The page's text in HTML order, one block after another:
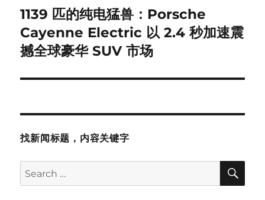
Next
post:
1139 匹的纯电猛兽：Porsche
Cayenne Electric 以 2.4 秒加速震
撼全球豪华 SUV 市场
找新闻标题，内容关键字
Search
for: